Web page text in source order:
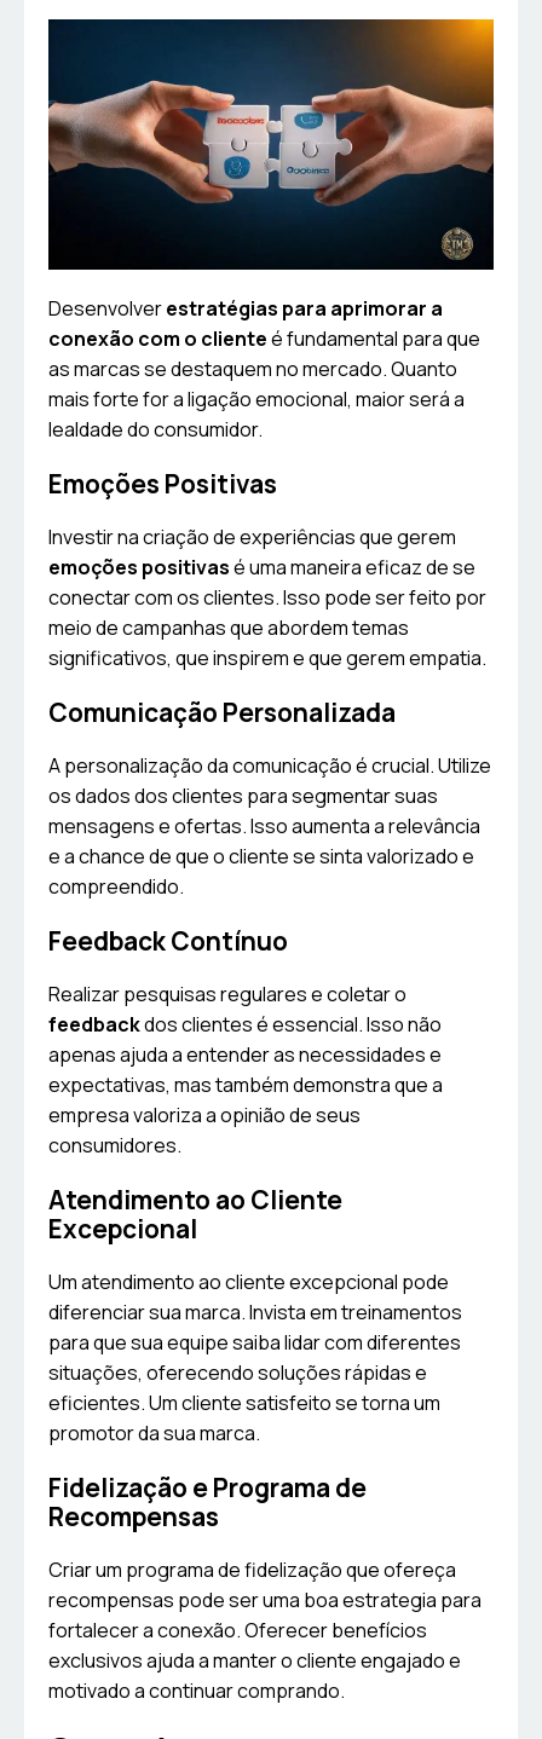
Desenvolverestratégias para aprimorar a
conexão com o clienteé fundamental para que
as marcas se destaquem no mercado. Quanto
mais forte for a ligação emocional, maior será a
lealdade do consumidor.
Emoções Positivas
Investir na criação de experiências que gerem
emoções positivasé uma maneira eficaz de se
conectar com os clientes. Isso pode ser feito por
meio de campanhas que abordem temas
significativos, que inspirem e que gerem empatia.
Comunicação Personalizada
A personalização da comunicação é crucial. Utilize
os dados dos clientes para segmentar suas
mensagens e ofertas. Isso aumenta a relevância
e a chance de que o cliente se sinta valorizado e
compreendido.
Feedback Contínuo
Realizar pesquisas regulares e coletar o
feedbackdos clientes é essencial. Isso não
apenas ajuda a entender as necessidades e
expectativas, mas também demonstra que a
empresa valoriza a opinião de seus
consumidores.
Atendimento ao Cliente
Excepcional
Um atendimento ao cliente excepcional pode
diferenciar sua marca. Invista em treinamentos
para que sua equipe saiba lidar com diferentes
situações, oferecendo soluções rápidas e
eficientes. Um cliente satisfeito se torna um
promotor da sua marca.
Fidelização e Programa de
Recompensas
Criar um programa de fidelização que ofereça
recompensas pode ser uma boa estrategia para
fortalecer a conexão. Oferecer benefícios
exclusivos ajuda a manter o cliente engajado e
motivado a continuar comprando.